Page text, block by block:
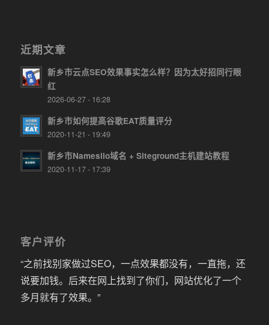
近期文章
新乡市云点SEO效果事实怎么样？因为太好招同行眼
红
2026-06-27 - 16:28
新乡市如何提高谷歌EAT质量评分
2020-11-21 - 19:49
新乡市Namesilo域名 + Siteground主机建站教程
2020-11-17 - 17:39
客户评价
“之前找别家做过SEO，一点效果都没有，一直拖，还
说要加钱。后来在网上找到了你们，网站优化了一个
多月就有了效果。”